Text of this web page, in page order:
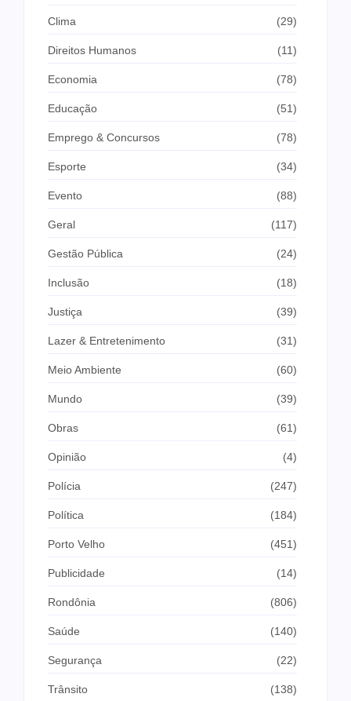
Clima (29)
Direitos Humanos (11)
Economia (78)
Educação (51)
Emprego & Concursos (78)
Esporte (34)
Evento (88)
Geral (117)
Gestão Pública (24)
Inclusão (18)
Justiça (39)
Lazer & Entretenimento (31)
Meio Ambiente (60)
Mundo (39)
Obras (61)
Opinião (4)
Polícia (247)
Política (184)
Porto Velho (451)
Publicidade (14)
Rondônia (806)
Saúde (140)
Segurança (22)
Trânsito (138)